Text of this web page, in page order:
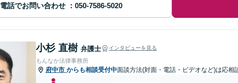
電話でお問い合わせ
小杉 直樹 弁護士 インタビューを見る
もんなか法律事務所
府中市 からも相談受付中面談方法(対面・電話・ビデオなど)は応相